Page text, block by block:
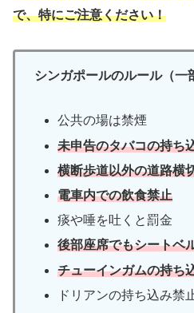
で、特にご注意ください！
シンガポールのルール（一
公共の場は禁煙
未申告のタバコの持ち
横断歩道以外の道路横
電車内での飲食禁止
痰や唾を吐くと罰金
後部座席でもシートベ
チューインガムの持ち
ドリアンの持ち込み禁